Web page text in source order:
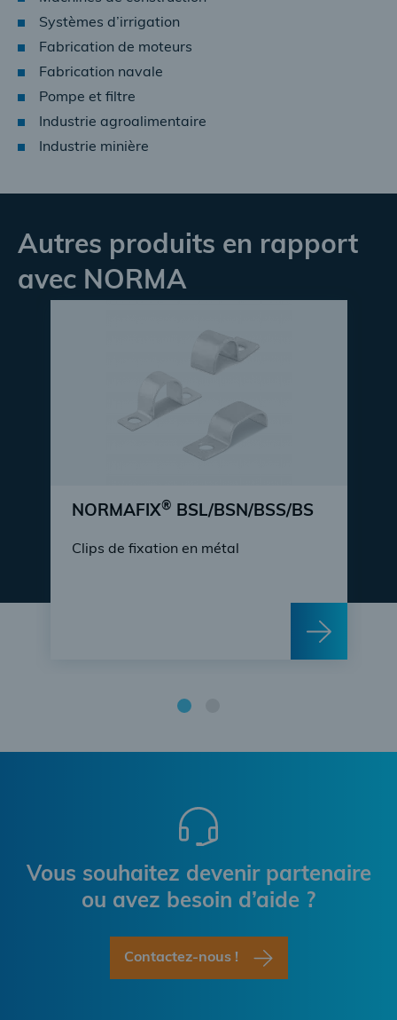
Systèmes d’irrigation
Fabrication de moteurs
Fabrication navale
Pompe et filtre
Industrie agroalimentaire
Industrie minière
Autres produits en rapport
avec NORMA
NORMAFIX® BSL/BSN/BSS/BS
Clips de fixation en métal
Vous souhaitez devenir partenaire
ou avez besoin d’aide ?
Contactez-nous !